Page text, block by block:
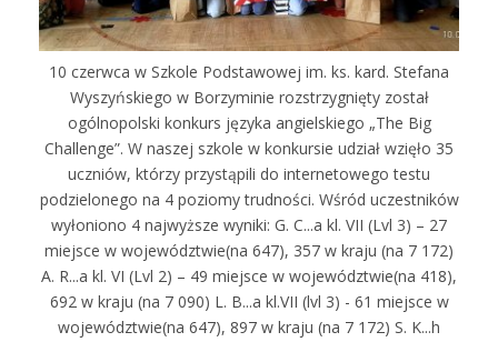
10 czerwca w Szkole Podstawowej im. ks. kard. Stefana
Wyszyńskiego w Borzyminie rozstrzygnięty został
ogólnopolski konkurs języka angielskiego „The Big
Challenge”. W naszej szkole w konkursie udział wzięło 35
uczniów, którzy przystąpili do internetowego testu
podzielonego na 4 poziomy trudności. Wśród uczestników
wyłoniono 4 najwyższe wyniki: G. C...a kl. VII (Lvl 3) – 27
miejsce w województwie(na 647), 357 w kraju (na 7 172)
A. R...a kl. VI (Lvl 2) – 49 miejsce w województwie(na 418),
692 w kraju (na 7 090) L. B...a kl.VII (lvl 3) - 61 miejsce w
województwie(na 647), 897 w kraju (na 7 172) S. K...h